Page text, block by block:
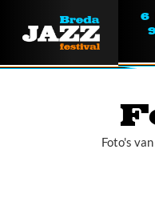
6
Over ons
Foto's